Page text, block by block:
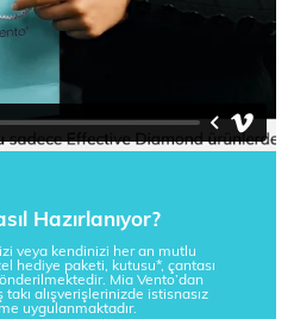
Hazırlanıyor?
veya kendinizi her an mutlu
hediye paketi, kutusu*, çantası
Mia Vento’dan
takı alışverişlerinizde istisnasız
uygulanmaktadır.